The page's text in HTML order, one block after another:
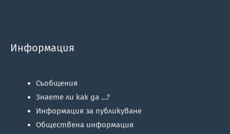
Информация
Съобщения
Знаете ли как да …?
Информация за публикуване
Обществена информация